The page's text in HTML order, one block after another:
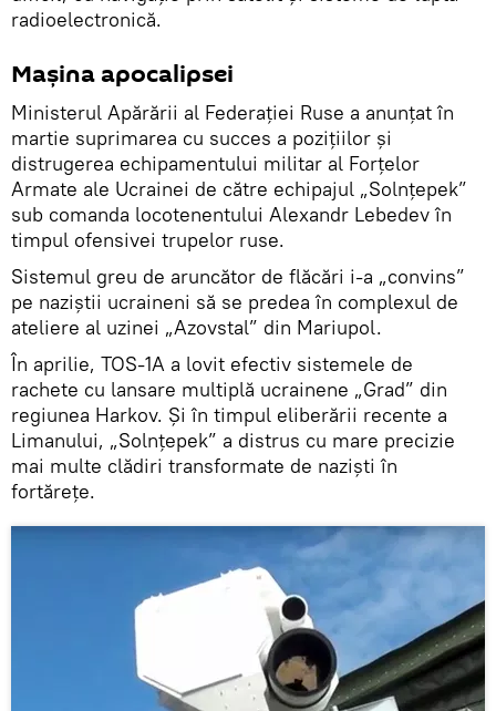
radioelectronică.
Mașina apocalipsei
Ministerul Apărării al Federației Ruse a anunțat în
martie suprimarea cu succes a pozițiilor și
distrugerea echipamentului militar al Forțelor
Armate ale Ucrainei de către echipajul „Solnțepek”
sub comanda locotenentului Alexandr Lebedev în
timpul ofensivei trupelor ruse.
Sistemul greu de aruncător de flăcări i-a „convins”
pe naziștii ucraineni să se predea în complexul de
ateliere al uzinei „Azovstal” din Mariupol.
În aprilie, TOS-1A a lovit efectiv sistemele de
rachete cu lansare multiplă ucrainene „Grad” din
regiunea Harkov. Și în timpul eliberării recente a
Limanului, „Solnțepek” a distrus cu mare precizie
mai multe clădiri transformate de naziști în
fortărețe.